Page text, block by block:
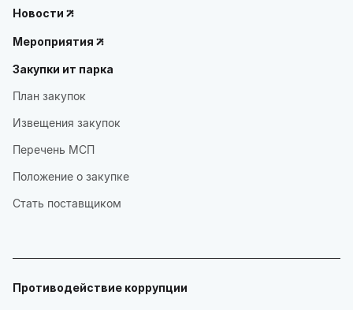
Новости
Мероприятия
Закупки ит парка
План закупок
Извещения закупок
Перечень МСП
Положение о закупке
Стать поставщиком
Противодействие коррупции